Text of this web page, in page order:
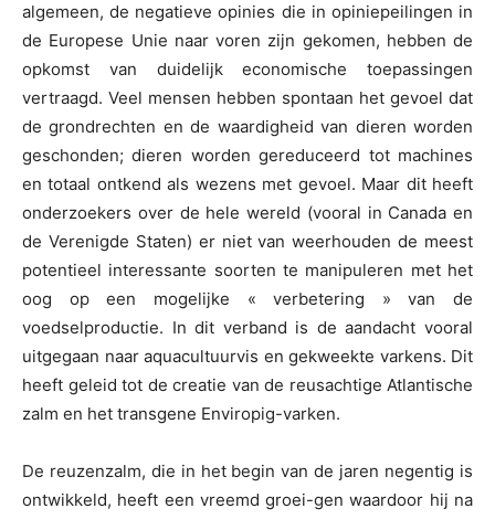
algemeen, de negatieve opinies die in opiniepeilingen in
de Europese Unie naar voren zijn gekomen, hebben de
opkomst van duidelijk economische toepassingen
vertraagd. Veel mensen hebben spontaan het gevoel dat
de grondrechten en de waardigheid van dieren worden
geschonden; dieren worden gereduceerd tot machines
en totaal ontkend als wezens met gevoel. Maar dit heeft
onderzoekers over de hele wereld (vooral in Canada en
de Verenigde Staten) er niet van weerhouden de meest
potentieel interessante soorten te manipuleren met het
oog op een mogelijke « verbetering » van de
voedselproductie. In dit verband is de aandacht vooral
uitgegaan naar aquacultuurvis en gekweekte varkens. Dit
heeft geleid tot de creatie van de reusachtige Atlantische
zalm en het transgene Enviropig-varken.
De reuzenzalm, die in het begin van de jaren negentig is
ontwikkeld, heeft een vreemd groei-gen waardoor hij na